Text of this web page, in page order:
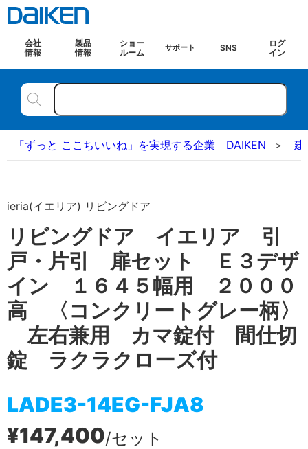
会社
情報
製品
情報
ショー
ルーム
サポート SNS
ログ
イン
「ずっと ここちいいね」を実現する企業 DAIKEN 建
ieria(イエリア) リビングドア
リビングドア イエリア 引
戸・片引 扉セット Ｅ３デザ
イン １６４５幅用 ２０００
高 〈コンクリートグレー柄〉
左右兼用 カマ錠付 間仕切
錠 ラクラクローズ付
LADE3-14EG-FJA8
¥147,400/セット